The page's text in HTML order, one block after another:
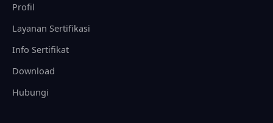
Profil
Layanan Sertifikasi
Info Sertifikat
Download
Hubungi